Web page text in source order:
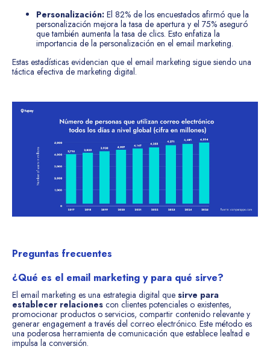
Personalización: El 82% de los encuestados afirmó que la
personalización mejora la tasa de apertura y el 75% aseguró
que también aumenta la tasa de clics. Esto enfatiza la
importancia de la personalización en el email marketing.
Estas estadísticas evidencian que el email marketing sigue siendo una
táctica efectiva de marketing digital.
Preguntas frecuentes
¿Qué es el email marketing y para qué sirve?
El email marketing es una estrategia digital que sirve para
establecer relaciones con clientes potenciales o existentes,
promocionar productos o servicios, compartir contenido relevante y
generar engagement a través del correo electrónico. Este método es
una poderosa herramienta de comunicación que establece lealtad e
impulsa la conversión.